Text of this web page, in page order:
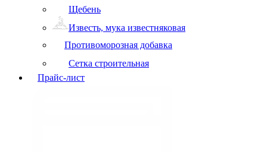
Щебень
Известь, мука известняковая
Противоморозная добавка
Сетка строительная
Прайс-лист